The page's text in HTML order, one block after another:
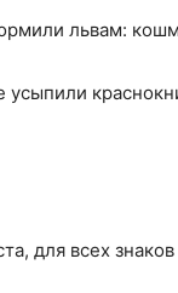
львам:
для всех